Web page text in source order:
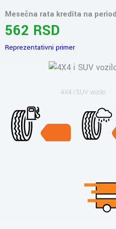
Mesečna rata kredita na
562 RSD
Reprezentativni primer
4X4 i SUV vozilo